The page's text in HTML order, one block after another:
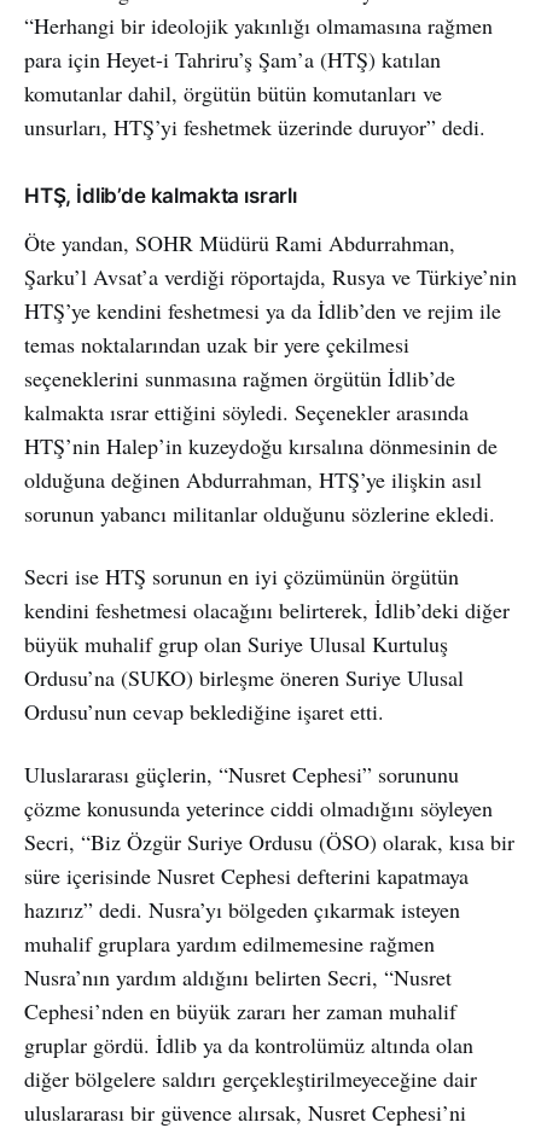
“Herhangi bir ideolojik yakınlığı olmamasına rağmen
para için Heyet-i Tahriru’ş Şam’a (HTŞ) katılan
komutanlar dahil, örgütün bütün komutanları ve
unsurları, HTŞ’yi feshetmek üzerinde duruyor” dedi.
HTŞ, İdlib’de kalmakta ısrarlı
Öte yandan, SOHR Müdürü Rami Abdurrahman,
Şarku’l Avsat’a verdiği röportajda, Rusya ve Türkiye’nin
HTŞ’ye kendini feshetmesi ya da İdlib’den ve rejim ile
temas noktalarından uzak bir yere çekilmesi
seçeneklerini sunmasına rağmen örgütün İdlib’de
kalmakta ısrar ettiğini söyledi. Seçenekler arasında
HTŞ’nin Halep’in kuzeydoğu kırsalına dönmesinin de
olduğuna değinen Abdurrahman, HTŞ’ye ilişkin asıl
sorunun yabancı militanlar olduğunu sözlerine ekledi.
Secri ise HTŞ sorunun en iyi çözümünün örgütün
kendini feshetmesi olacağını belirterek, İdlib’deki diğer
büyük muhalif grup olan Suriye Ulusal Kurtuluş
Ordusu’na (SUKO) birleşme öneren Suriye Ulusal
Ordusu’nun cevap beklediğine işaret etti.
Uluslararası güçlerin, “Nusret Cephesi” sorununu
çözme konusunda yeterince ciddi olmadığını söyleyen
Secri, “Biz Özgür Suriye Ordusu (ÖSO) olarak, kısa bir
süre içerisinde Nusret Cephesi defterini kapatmaya
hazırız” dedi. Nusra’yı bölgeden çıkarmak isteyen
muhalif gruplara yardım edilmemesine rağmen
Nusra’nın yardım aldığını belirten Secri, “Nusret
Cephesi’nden en büyük zararı her zaman muhalif
gruplar gördü. İdlib ya da kontrolümüz altında olan
diğer bölgelere saldırı gerçekleştirilmeyeceğine dair
uluslararası bir güvence alırsak, Nusret Cephesi’ni